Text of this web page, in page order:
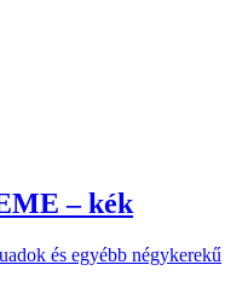
– kék
és egyébb négykerekű